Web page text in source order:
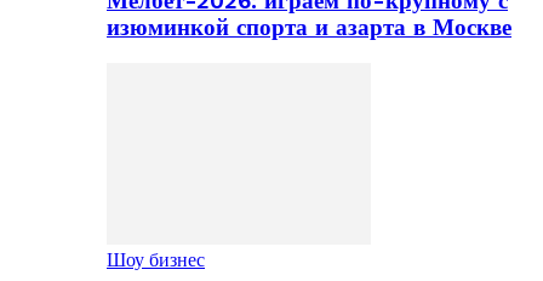
изюминкой спорта и азарта в Москве
Шоу бизнес